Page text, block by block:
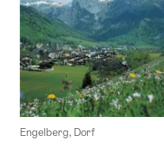
Engelberg, Dorf